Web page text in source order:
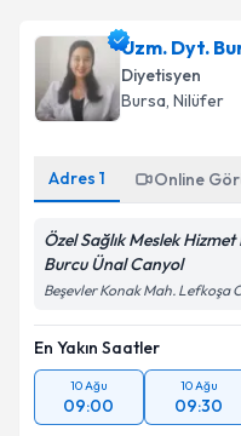
Uzm. Dyt.
Diyetisyen
Bursa, Nilüfer
Adres 1 Online
Özel Sağlık Meslek
Burcu Ünal Canyol
Beşevler Konak Mah. Lefkoşa
En Yakın Saatler
10 Ağu
09:00
10 Ağu
09:30